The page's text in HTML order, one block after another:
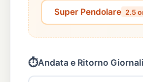
Super Pendolare 2.5
⏱️Andata e Ritorno